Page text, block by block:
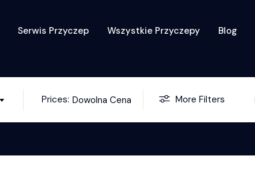
Serwis Przyczep Wszystkie Przyczepy Blog
Prices: Dowolna Cena More Filters